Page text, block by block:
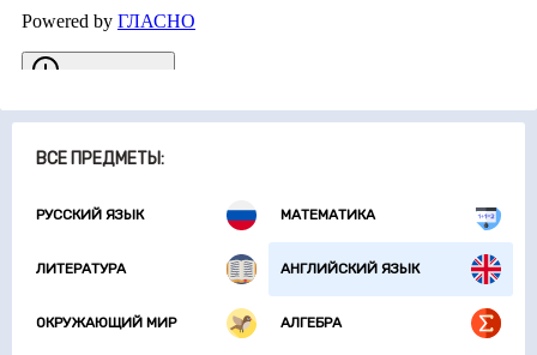
ВСЕ ПРЕДМЕТЫ:
РУССКИЙ ЯЗЫК МАТЕМАТИКА
ЛИТЕРАТУРА АНГЛИЙСКИЙ ЯЗЫК
ОКРУЖАЮЩИЙ МИР АЛГЕБРА